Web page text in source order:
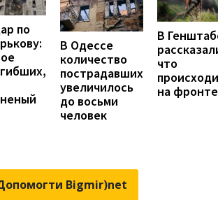
по
В Одессе
количество
пострадавших
увеличилось
до восьми
человек
В
что
на фронте
Bigmir)net